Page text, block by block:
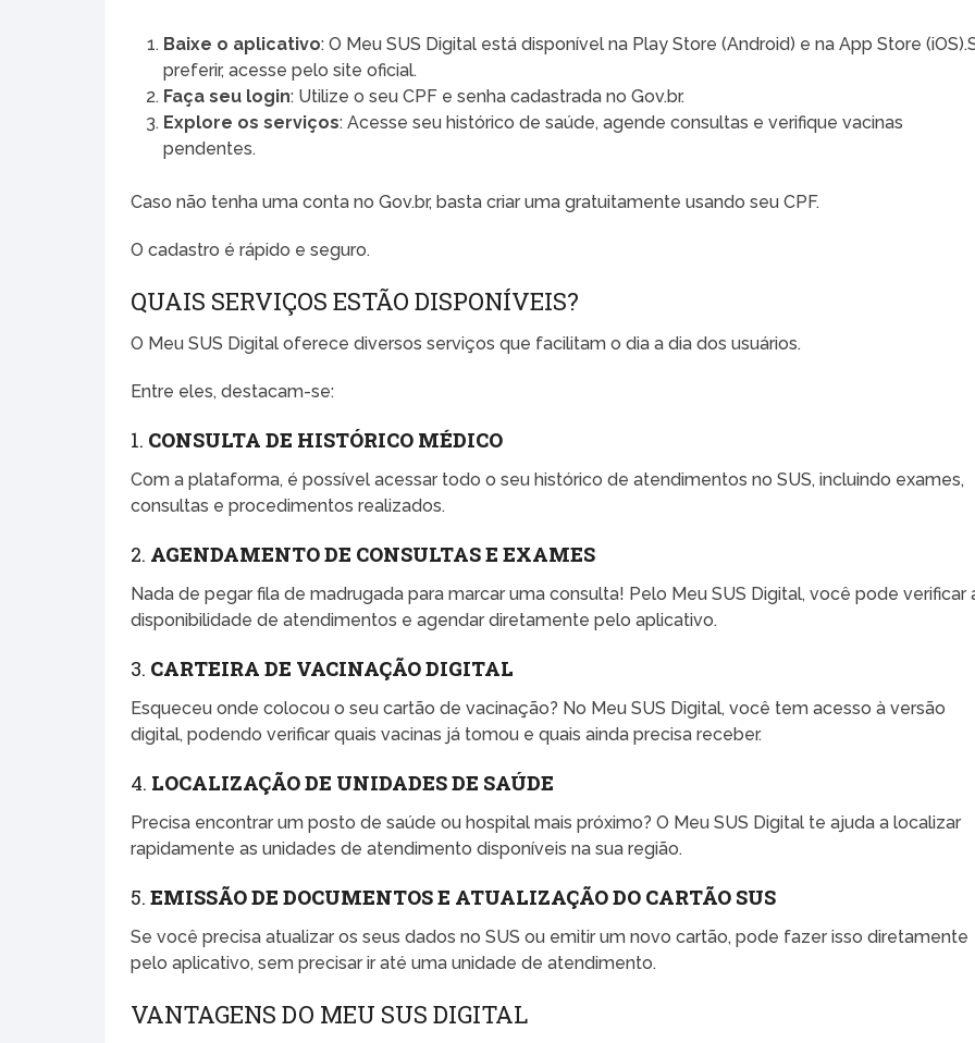
Baixe o aplicativo: O Meu SUS Digital está disponível na Play Store (Android) e na App Store
preferir, acesse pelo site oficial.
Faça seu login: Utilize o seu CPF e senha cadastrada no Gov.br.
Explore os serviços: Acesse seu histórico de saúde, agende consultas e verifique vacinas
pendentes.
Caso não tenha uma conta no Gov.br, basta criar uma gratuitamente usando seu CPF.
O cadastro é rápido e seguro.
QUAIS SERVIÇOS ESTÃO DISPONÍVEIS?
O Meu SUS Digital oferece diversos serviços que facilitam o dia a dia dos usuários.
Entre eles, destacam-se:
1. CONSULTA DE HISTÓRICO MÉDICO
Com a plataforma, é possível acessar todo o seu histórico de atendimentos no SUS, incluindo exames,
consultas e procedimentos realizados.
2. AGENDAMENTO DE CONSULTAS E EXAMES
Nada de pegar fila de madrugada para marcar uma consulta! Pelo Meu SUS Digital, você pode verificar
disponibilidade de atendimentos e agendar diretamente pelo aplicativo.
3. CARTEIRA DE VACINAÇÃO DIGITAL
Esqueceu onde colocou o seu cartão de vacinação? No Meu SUS Digital, você tem acesso à versão
digital, podendo verificar quais vacinas já tomou e quais ainda precisa receber.
4. LOCALIZAÇÃO DE UNIDADES DE SAÚDE
Precisa encontrar um posto de saúde ou hospital mais próximo? O Meu SUS Digital te ajuda a localizar
rapidamente as unidades de atendimento disponíveis na sua região.
5.EMISSÃO DE DOCUMENTOS E ATUALIZAÇÃO DO CARTÃO SUS
Se você precisa atualizar os seus dados no SUS ou emitir um novo cartão, pode fazer isso diretamente
pelo aplicativo, sem precisar ir até uma unidade de atendimento.
VANTAGENS DO MEU SUS DIGITAL